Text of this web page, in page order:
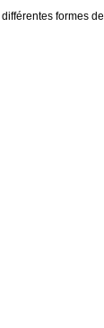
différentes formes de